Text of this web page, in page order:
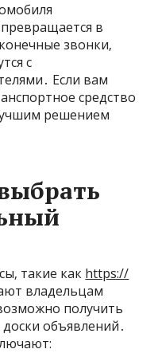
в
звонки‚
с
Если вам
средство
решением
такие как https://
владельцам
получить
объявлений․